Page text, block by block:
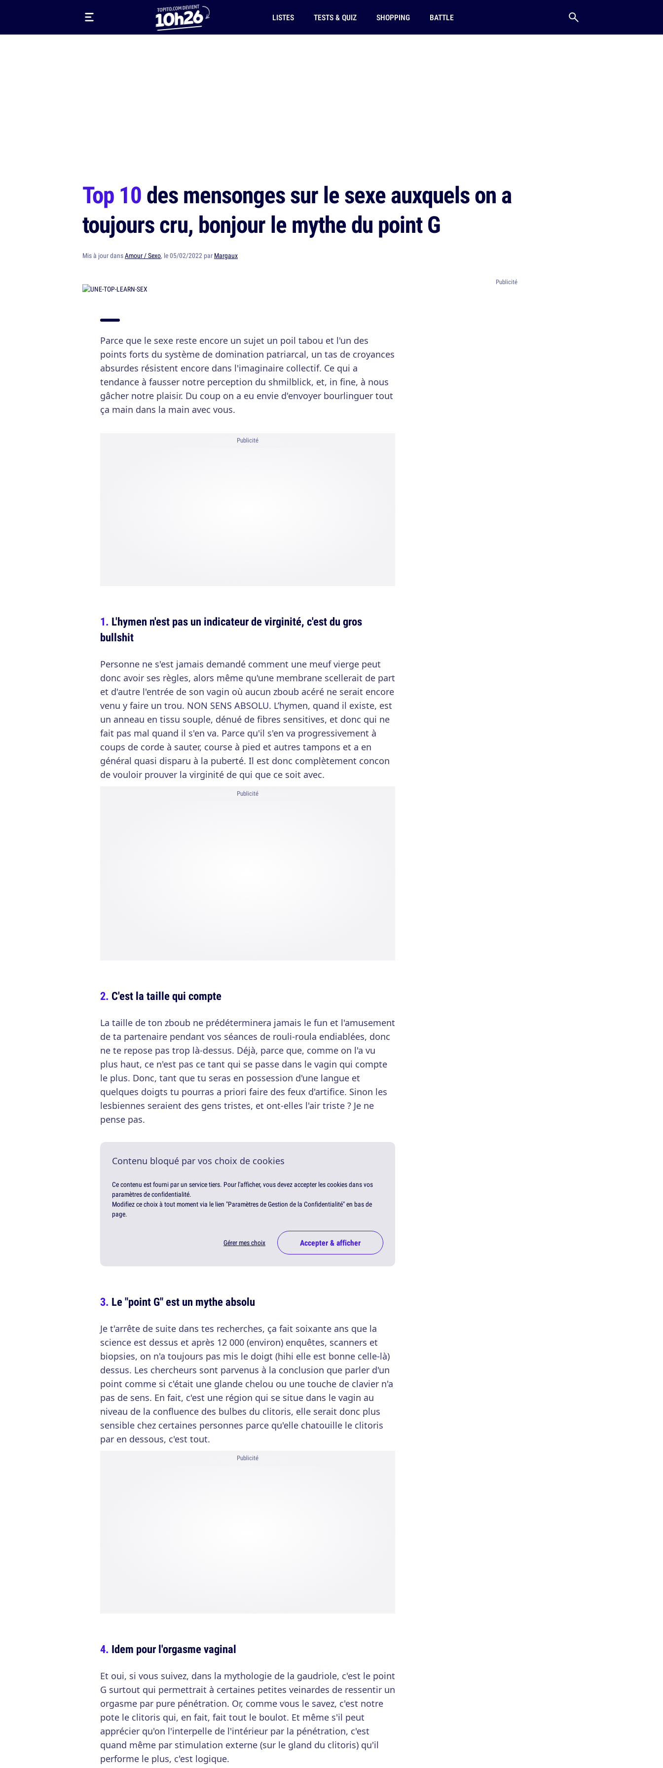
LISTES TESTS & QUIZ SHOPPING BATTLE
Top 10des mensonges sur le sexe auxquels on a
toujours cru, bonjour le mythe du point G
Mis à jour dansAmour / Sexo, le 05/02/2022 par Margaux
Parce que le sexe reste encore un sujet un poil tabou et l'un des
points forts du système de domination patriarcal, un tas de croyances
absurdes résistent encore dans l'imaginaire collectif. Ce qui a
tendance à fausser notre perception du shmilblick, et, in fine, à nous
gâcher notre plaisir. Du coup on a eu envie d'envoyer bourlinguer tout
ça main dans la main avec vous.
Publicité
L'hymen n'est pas un indicateur de virginité, c'est du gros
bullshit
Personne ne s'est jamais demandé comment une meuf vierge peut
donc avoir ses règles, alors même qu'une membrane scellerait de part
et d'autre l'entrée de son vagin où aucun zboub acéré ne serait encore
venu y faire un trou. NON SENS ABSOLU. L’hymen, quand il existe, est
un anneau en tissu souple, dénué de fibres sensitives, et donc qui ne
fait pas mal quand il s'en va. Parce qu'il s'en va progressivement à
coups de corde à sauter, course à pied et autres tampons et a en
général quasi disparu à la puberté. Il est donc complètement concon
de vouloir prouver la virginité de qui que ce soit avec.
Publicité
C'est la taille qui compte
La taille de ton zboub ne prédéterminera jamais le fun et l'amusement
de ta partenaire pendant vos séances de rouli-roula endiablées, donc
ne te repose pas trop là-dessus. Déjà, parce que, comme on l'a vu
plus haut, ce n'est pas ce tant qui se passe dans le vagin qui compte
le plus. Donc, tant que tu seras en possession d'une langue et
quelques doigts tu pourras a priori faire des feux d'artifice. Sinon les
lesbiennes seraient des gens tristes, et ont-elles l'air triste ? Je ne
pense pas.
Contenu bloqué par vos choix de cookies
Ce contenu est fourni par un service tiers. Pour l'afficher, vous devez accepter les cookies dans vos
paramètres de confidentialité.
Modifiez ce choix à tout moment via le lien "Paramètres de Gestion de la Confidentialité" en bas de
page.
Gérer mes choix Accepter & afficher
Le "point G" est un mythe absolu
Je t'arrête de suite dans tes recherches, ça fait soixante ans que la
science est dessus et après 12 000 (environ) enquêtes, scanners et
biopsies, on n'a toujours pas mis le doigt (hihi elle est bonne celle-là)
dessus. Les chercheurs sont parvenus à la conclusion que parler d'un
point comme si c'était une glande chelou ou une touche de clavier n'a
pas de sens. En fait, c'est une région qui se situe dans le vagin au
niveau de la confluence des bulbes du clitoris, elle serait donc plus
sensible chez certaines personnes parce qu'elle chatouille le clitoris
par en dessous, c'est tout.
Publicité
Idem pour l'orgasme vaginal
Et oui, si vous suivez, dans la mythologie de la gaudriole, c'est le point
G surtout qui permettrait à certaines petites veinardes de ressentir un
orgasme par pure pénétration. Or, comme vous le savez, c'est notre
pote le clitoris qui, en fait, fait tout le boulot. Et même s'il peut
apprécier qu'on l'interpelle de l'intérieur par la pénétration, c'est
quand même par stimulation externe (sur le gland du clitoris) qu'il
performe le plus, c'est logique.